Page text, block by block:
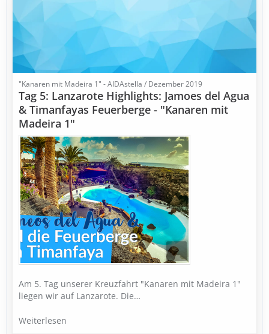
"Kanaren mit Madeira 1" - AIDAstella / Dezember 2019
Tag 5: Lanzarote Highlights: Jamoes del Agua
& Timanfayas Feuerberge - "Kanaren mit
Madeira 1"
Am 5. Tag unserer Kreuzfahrt "Kanaren mit Madeira 1"
liegen wir auf Lanzarote. Die…
Weiterlesen